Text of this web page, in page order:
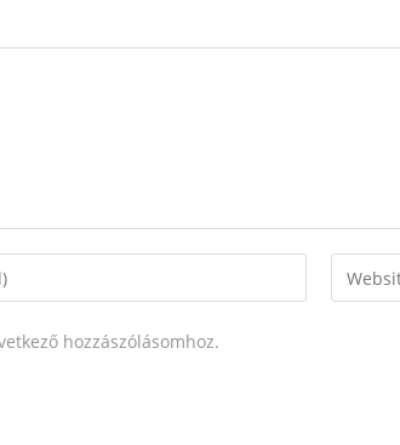
hozzászólásomhoz.